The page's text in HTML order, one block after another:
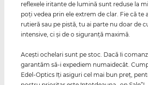
reflexele iritante de lumină sunt reduse la
poţi vedea prin ele extrem de clar. Fie că te
rutieră sau pe pistă, tu ai parte nu doar de
intensive, ci şi de o siguranţă maximă.
Aceşti ochelari sunt pe stoc. Dacă îi
garantăm să-i expediem numaidecât.
Edel-Optics îţi asiguri cel mai bun preţ,